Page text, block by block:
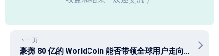
下一页
豪掷 80 亿的 WorldCoin 能否带领全球用户走向“共富”未来？